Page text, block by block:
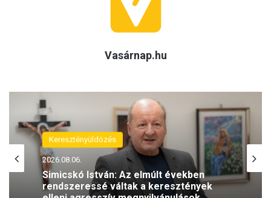
Vasárnap.hu
Keresztényüldözés
2026.08.06.
(H)arctér
2026.08.05.